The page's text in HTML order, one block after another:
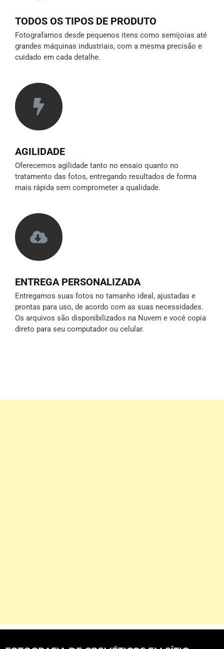
TODOS OS TIPOS DE PRODUTO
Fotografamos desde pequenos itens como semijoias até
grandes máquinas industriais, com a mesma precisão e
cuidado em cada detalhe.
AGILIDADE
Oferecemos agilidade tanto no ensaio quanto no
tratamento das fotos, entregando resultados de forma
mais rápida sem comprometer a qualidade.
ENTREGA PERSONALIZADA
Entregamos suas fotos no tamanho ideal, ajustadas e
prontas para uso, de acordo com as suas necessidades.
Os arquivos são disponibilizados na Nuvem e você copia
direto para seu computador ou celular.